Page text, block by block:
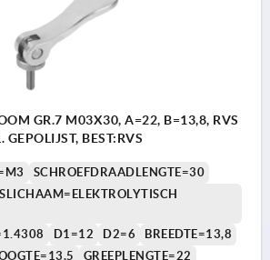
GR.7 M03X30, A=22, B=13,8, RVS
GEPOLIJST, BEST:RVS
SCHROEFDRAADLENGTE=30
D1=12 D2=6
BREEDTE=13,8
GREEPLENGTE=22